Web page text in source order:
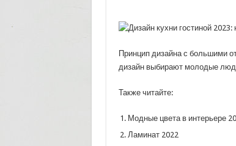
Принцип дизайна с большими
дизайн выбирают молодые
Также читайте:
Модные цвета в интерьере
Ламинат 2022